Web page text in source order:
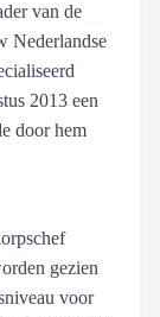
van de
Nederlandse
2013 een
door hem
gezien
voor